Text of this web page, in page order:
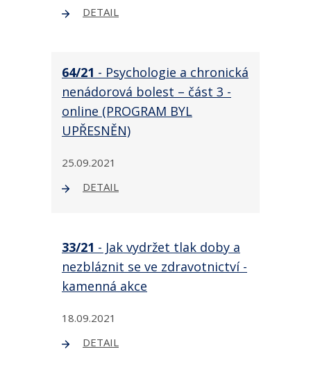
DETAIL
64/21 - Psychologie a chronická
nenádorová bolest – část 3 -
online (PROGRAM BYL
UPŘESNĚN)
25.09.2021
DETAIL
33/21 - Jak vydržet tlak doby a
nezbláznit se ve zdravotnictví -
kamenná akce
18.09.2021
DETAIL